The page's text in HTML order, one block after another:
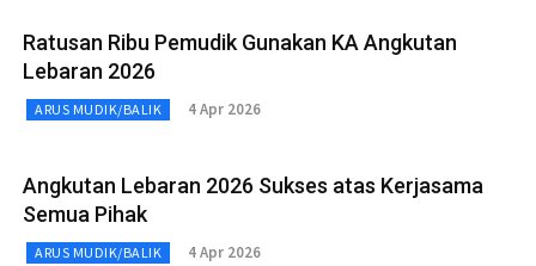
Ratusan Ribu Pemudik Gunakan KA Angkutan
Lebaran 2026
ARUS MUDIK/BALIK 4 Apr 2026
Angkutan Lebaran 2026 Sukses atas Kerjasama
Semua Pihak
ARUS MUDIK/BALIK 4 Apr 2026